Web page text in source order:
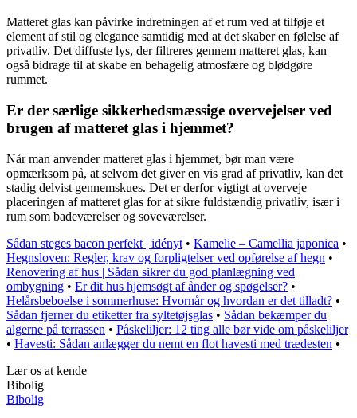
Matteret glas kan påvirke indretningen af et rum ved at tilføje et
element af stil og elegance samtidig med at det skaber en følelse af
privatliv. Det diffuste lys, der filtreres gennem matteret glas, kan
også bidrage til at skabe en behagelig atmosfære og blødgøre
rummet.
Er der særlige sikkerhedsmæssige overvejelser ved
brugen af matteret glas i hjemmet?
Når man anvender matteret glas i hjemmet, bør man være
opmærksom på, at selvom det giver en vis grad af privatliv, kan det
stadig delvist gennemskues. Det er derfor vigtigt at overveje
placeringen af matteret glas for at sikre fuldstændig privatliv, især i
rum som badeværelser og soveværelser.
Sådan steges bacon perfekt | idényt • Kamelie – Camellia japonica •
Hegnsloven: Regler, krav og forpligtelser ved opførelse af hegn •
Renovering af hus | Sådan sikrer du god planlægning ved
ombygning • Er dit hus hjemsøgt af ånder og spøgelser? •
Helårsbeboelse i sommerhuse: Hvornår og hvordan er det tilladt? •
Sådan fjerner du etiketter fra syltetøjsglas • Sådan bekæmper du
algerne på terrassen • Påskeliljer: 12 ting alle bør vide om påskeliljer
• Havesti: Sådan anlægger du nemt en flot havesti med trædesten •
Lær os at kende
Bibolig
Bibolig